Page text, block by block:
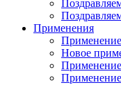
Применения
Новое
Применение